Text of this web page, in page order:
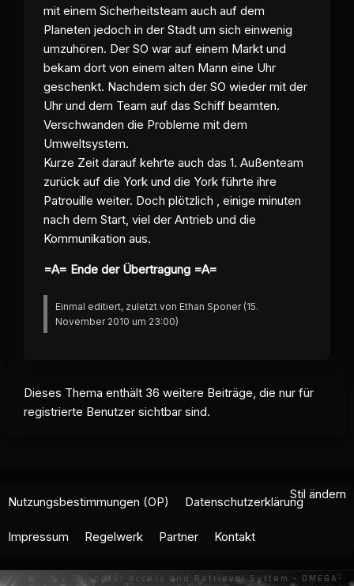
mit einem Sicherheitsteam auch auf dem
Planeten jedoch in der Stadt um sich einwenig
umzuhören. Der SO war auf einem Markt und
bekam dort von einem alten Mann eine Uhr
geschenkt. Nachdem sich der SO wieder mit der
Uhr und dem Team auf das Schiff beamten.
Verschwanden die Probleme mit dem
Umweltsystem.
Kurze Zeit darauf kehrte auch das 1. Außenteam
zurück auf die York und die York führte ihre
Patrouille weiter. Doch plötzlich , einige minuten
nach dem Start, viel der Antrieb und die
Kommunikation aus.
=A= Ende der Übertragung =A=
Einmal editiert, zuletzt von Ethan Sponer (15.
November 2010 um 23:00)
Dieses Thema enthält 36 weitere Beiträge, die nur für
registrierte Benutzer sichtbar sind.
Stil ändern
Nutzungsbestimmungen (OP) Datenschutzerklärung
Impressum Regelwerk Partner Kontakt